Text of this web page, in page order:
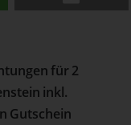
für 2
inkl.
Gutschein